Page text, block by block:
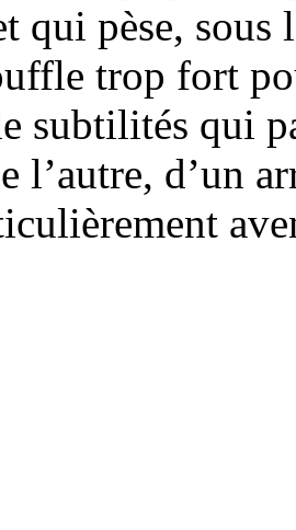
qui pèse, sous
trop fort
subtilités qui
l’autre, d’un